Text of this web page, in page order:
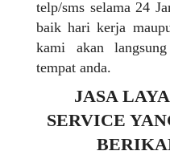
telp/sms selama 24
baik hari kerja
kami akan
tempat anda.
JASA
SERVICE